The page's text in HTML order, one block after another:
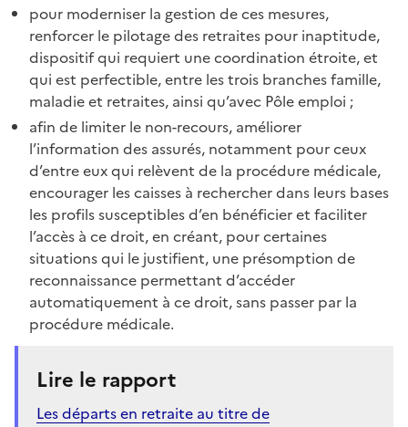
pour moderniser la gestion de ces mesures,
renforcer le pilotage des retraites pour inaptitude,
dispositif qui requiert une coordination étroite, et
qui est perfectible, entre les trois branches famille,
maladie et retraites, ainsi qu’avec Pôle emploi ;
afin de limiter le non-recours, améliorer
l’information des assurés, notamment pour ceux
d’entre eux qui relèvent de la procédure médicale,
encourager les caisses à rechercher dans leurs bases
les profils susceptibles d’en bénéficier et faciliter
l’accès à ce droit, en créant, pour certaines
situations qui le justifient, une présomption de
reconnaissance permettant d’accéder
automatiquement à ce droit, sans passer par la
procédure médicale.
Lire le rapport
Les départs en retraite au titre de